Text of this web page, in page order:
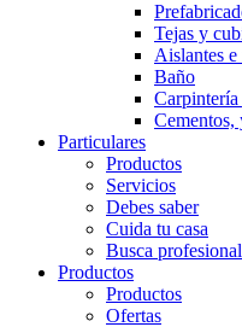
Tejas y
Aislantes
Baño
Cementos,
Particulares
Productos
Servicios
Debes saber
Cuida tu casa
Busca
Productos
Productos
Ofertas